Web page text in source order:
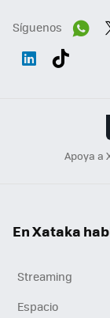
Síguenos
Apoya a
En Xataka
Streaming
Espacio